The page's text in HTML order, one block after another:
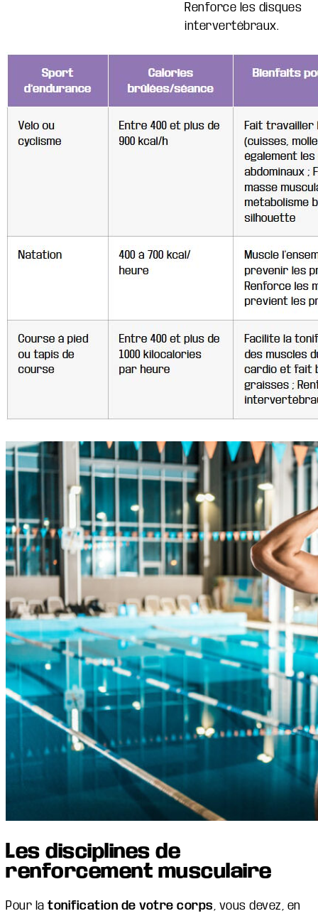
Renforce les disques
intervertébraux.
Les disciplines de
renforcement musculaire
Pour la tonification de votre corps , vous devez, en